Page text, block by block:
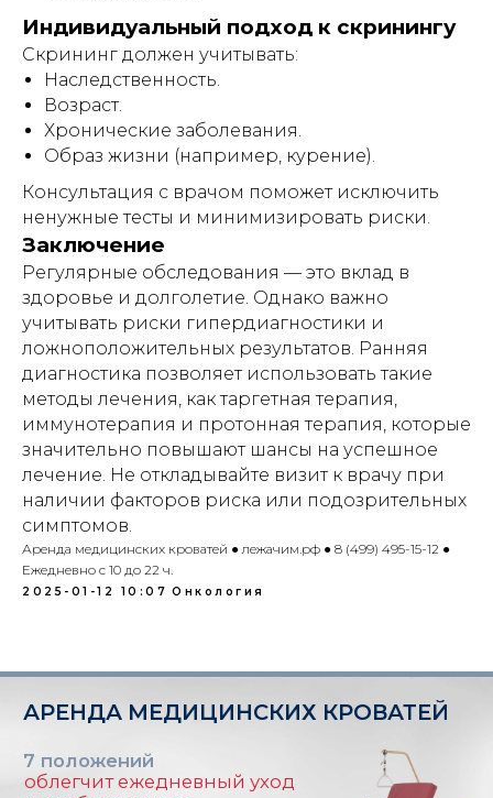
Индивидуальный подход к скринингу
Скрининг должен учитывать:
Наследственность.
Возраст.
Хронические заболевания.
Образ жизни (например, курение).
Консультация с врачом поможет исключить
ненужные тесты и минимизировать риски.
Заключение
Регулярные обследования — это вклад в
здоровье и долголетие. Однако важно
учитывать риски гипердиагностики и
ложноположительных результатов. Ранняя
диагностика позволяет использовать такие
методы лечения, как таргетная терапия,
иммунотерапия и протонная терапия, которые
значительно повышают шансы на успешное
лечение. Не откладывайте визит к врачу при
наличии факторов риска или подозрительных
симптомов.
Аренда медицинских кроватей ● лежачим.рф ● 8 (499) 495-15-12 ●
Ежедневно с 10 до 22 ч.
2025-01-12 10:07 Онкология
Индивидуальный предприниматель
Склад (самовывоза - нет):
г. Москва, ул. Складочная, 1с1 (метро
Индивидуальный предприниматель
Гришин Андрей Михайлович оставляет
за собой право отказать в заключении
договора проката (аренды)
оборудования без объяснения причин,
в том числе при наличии сомнений в
характере предполагаемого
использования оборудования и/или
возможности соблюдения условий его
эксплуатации.
ИМЕЮТСЯ ПРОТИВОПОКАЗАНИЯ!
Перед использованием необходимо
ознакомиться с инструкцией и
проконсультироваться с врачом.
услуги ИП Гришин А.М., вы выражаете
свое согласие с
политикой
офертой.
ИНН 771476044008
ОГРНИП 321508100003201
E-MAIL: lezhachim.ru@yandex.ru